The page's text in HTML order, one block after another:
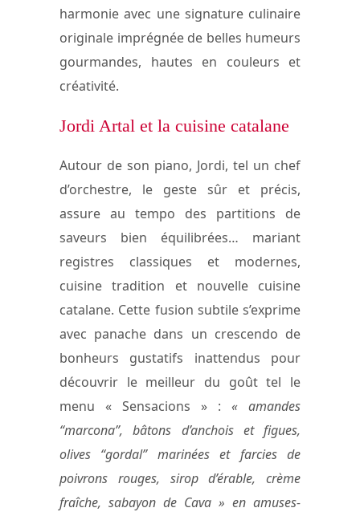
harmonie avec une signature culinaire
originale imprégnée de belles humeurs
gourmandes, hautes en couleurs et
créativité.
Jordi Artal et la cuisine catalane
Autour de son piano, Jordi, tel un chef
d’orchestre, le geste sûr et précis,
assure au tempo des partitions de
saveurs bien équilibrées… mariant
registres classiques et modernes,
cuisine tradition et nouvelle cuisine
catalane. Cette fusion subtile s’exprime
avec panache dans un crescendo de
bonheurs gustatifs inattendus pour
découvrir le meilleur du goût tel le
menu « Sensacions » : « amandes
“marcona”, bâtons d’anchois et figues,
olives “gordal” marinées et farcies de
poivrons rouges, sirop d’érable, crème
fraîche, sabayon de Cava » en amuses-